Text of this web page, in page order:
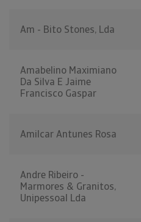
Am - Bito Stones, Lda
Amabelino Maximiano
Da Silva E Jaime
Francisco Gaspar
Amilcar Antunes Rosa
Andre Ribeiro -
Marmores & Granitos,
Unipessoal Lda